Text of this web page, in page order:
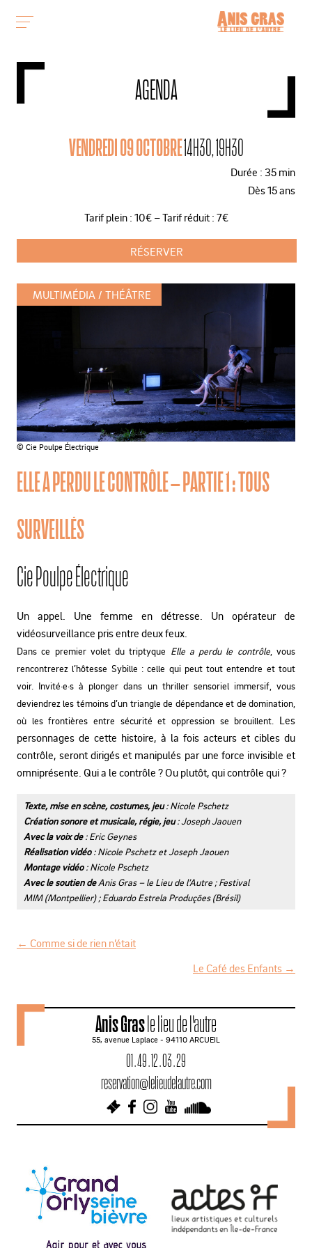
AGENDA
VENDREDI 09 OCTOBRE14H30, 19H30
Durée : 35 min
Dès 15 ans
Tarif plein : 10€ – Tarif réduit : 7€
RÉSERVER
MULTIMÉDIA THÉÂTRE
© Cie Poulpe Électrique
ELLE A PERDU LE CONTRÔLE – PARTIE 1 : TOUS
SURVEILLÉS
Cie Poulpe Électrique
Un appel. Une femme en détresse. Un opérateur de
vidéosurveillance pris entre deux feux.
Dans ce premier volet du triptyque Elle a perdu le contrôle, vous
rencontrerez l’hôtesse Sybille : celle qui peut tout entendre et tout
voir. Invité·e·s à plonger dans un thriller sensoriel immersif, vous
deviendrez les témoins d’un triangle de dépendance et de domination,
où les frontières entre sécurité et oppression se brouillent. Les
personnages de cette histoire, à la fois acteurs et cibles du
contrôle, seront dirigés et manipulés par une force invisible et
omniprésente. Qui a le contrôle ? Ou plutôt, qui contrôle qui ?
Texte, mise en scène, costumes, jeu: Nicole Pschetz
Création sonore et musicale, régie, jeu: Joseph Jaouen
Avec la voix de: Eric Geynes
Réalisation vidéo: Nicole Pschetz et Joseph Jaouen
Montage vidéo: Nicole Pschetz
Avec le soutien deAnis Gras – le Lieu de l’Autre ; Festival
MIM (Montpellier) ; Eduardo Estrela Produções (Brésil)
v
g
o
← Comme si de rien n’était
Le Café des Enfants →
Anis Grasle lieu de l'autre
55, avenue Laplace - 94110 ARCUEIL
01 . 49 . 12 . 03 . 29
reservation@lelieudelautre.com